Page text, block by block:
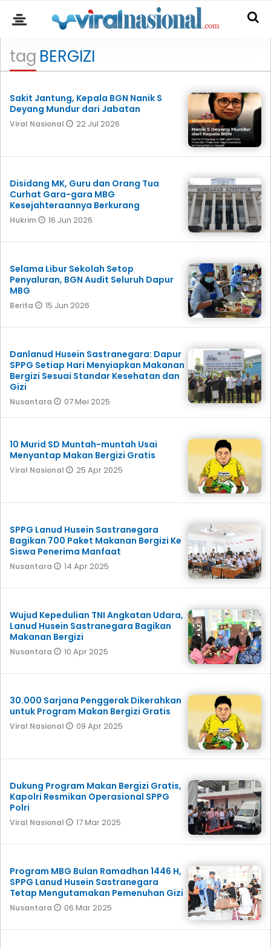
tag BERGIZI
Sakit Jantung, Kepala BGN Nanik S
Deyang Mundur dari Jabatan
Viral Nasional 22 Jul 2026
Disidang MK, Guru dan Orang Tua
Curhat Gara-gara MBG
Kesejahteraannya Berkurang
Hukrim 16 Jun 2026
Selama Libur Sekolah Setop
Penyaluran, BGN Audit Seluruh Dapur
MBG
Berita 15 Jun 2026
Danlanud Husein Sastranegara: Dapur
SPPG Setiap Hari Menyiapkan Makanan
Bergizi Sesuai Standar Kesehatan dan
Gizi
Nusantara 07 Mei 2025
10 Murid SD Muntah-muntah Usai
Menyantap Makan Bergizi Gratis
Viral Nasional 25 Apr 2025
SPPG Lanud Husein Sastranegara
Bagikan 700 Paket Makanan Bergizi Ke
Siswa Penerima Manfaat
Nusantara 14 Apr 2025
Wujud Kepedulian TNI Angkatan Udara,
Lanud Husein Sastranegara Bagikan
Makanan Bergizi
Nusantara 10 Apr 2025
30.000 Sarjana Penggerak Dikerahkan
untuk Program Makan Bergizi Gratis
Viral Nasional 09 Apr 2025
Dukung Program Makan Bergizi Gratis,
Kapolri Resmikan Operasional SPPG
Polri
Viral Nasional 17 Mar 2025
Program MBG Bulan Ramadhan 1446 H,
SPPG Lanud Husein Sastranegara
Tetap Mengutamakan Pemenuhan Gizi
Nusantara 06 Mar 2025